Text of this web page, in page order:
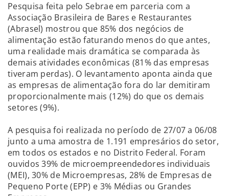
Pesquisa feita pelo Sebrae em parceria com a
Associação Brasileira de Bares e Restaurantes
(Abrasel) mostrou que 85% dos negócios de
alimentação estão faturando menos do que antes,
uma realidade mais dramática se comparada às
demais atividades econômicas (81% das empresas
tiveram perdas). O levantamento aponta ainda que
as empresas de alimentação fora do lar demitiram
proporcionalmente mais (12%) do que os demais
setores (9%).
A pesquisa foi realizada no período de 27/07 a 06/08
junto a uma amostra de 1.191 empresários do setor,
em todos os estados e no Distrito Federal. Foram
ouvidos 39% de microempreendedores individuais
(MEI), 30% de Microempresas, 28% de Empresas de
Pequeno Porte (EPP) e 3% Médias ou Grandes